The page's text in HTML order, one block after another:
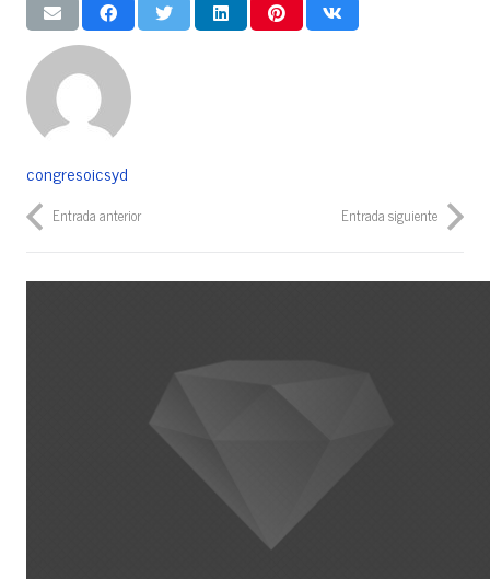
congresoicsyd
Entrada anterior Entrada siguiente